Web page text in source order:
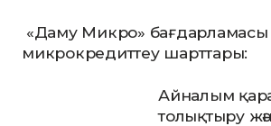
«Даму Микро»
микрокредиттеу шарттары:
Айналым
толықтыру